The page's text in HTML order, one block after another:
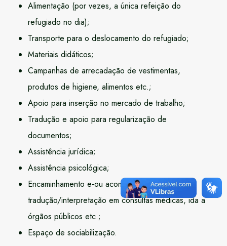
Alimentação (por vezes, a única refeição do
refugiado no dia);
Transporte para o deslocamento do refugiado;
Materiais didáticos;
Campanhas de arrecadação de vestimentas,
produtos de higiene, alimentos etc.;
Apoio para inserção no mercado de trabalho;
Tradução e apoio para regularização de
documentos;
Assistência jurídica;
Assistência psicológica;
Encaminhamento e-ou acompanhamento e
tradução/interpretação em consultas médicas, ida a
órgãos públicos etc.;
Espaço de sociabilização.